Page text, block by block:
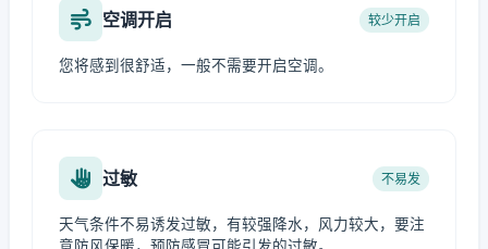
空调开启 较少开启
您将感到很舒适，一般不需要开启空调。
过敏 不易发
天气条件不易诱发过敏，有较强降水，风力较大，要注